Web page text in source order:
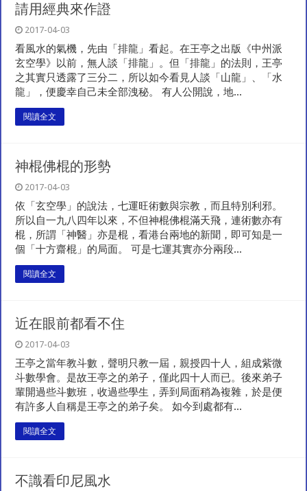
請用經典來作證
2017-04-03
看風水的氣機，先由「排龍」看起。在王亭之出版《中州派
玄空學》以前，無人談「排龍」。但「排龍」的法則，王亭
之其實只透露了三分二，所以如今看見人談「山龍」、「水
龍」，便慶幸自己未全部洩秘。 有人公開說，地...
閱讀全文
神棍佛棍的形勢
2017-04-03
依「玄空學」的說法，七運旺術數與宗教，而且特別利邪。
所以自一九八四年以來，不但神棍佛棍滿天飛，連術數亦有
棍，所謂「神醫」亦是棍，看港台兩地的新聞，即可知是一
個「十方齋棍」的局面。 可是七運其實亦分兩段...
閱讀全文
近在眼前都看不住
2017-04-03
王亭之當年教斗數，聲明只教一屆，親授四十人，組成紫微
斗數學會。是故王亭之的弟子，僅此四十人而已。後來弟子
輩開過些斗數班，收過些學生，弄到局面稍為複雜，於是便
有許多人自稱是王亭之的弟子矣。 如今到處都有...
閱讀全文
不識看印尼風水